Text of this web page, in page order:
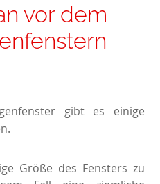
vor dem
gibt es einige
Größe des Fensters zu